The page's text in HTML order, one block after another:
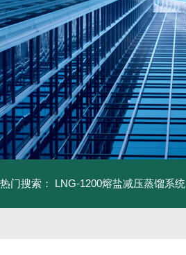
热门搜索： LNG-1200熔盐减压蒸馏系统